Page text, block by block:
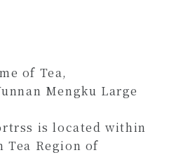
of Tea,
Mengku Large
is located within
Tea Region of